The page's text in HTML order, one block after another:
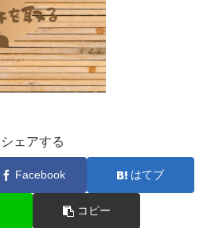
シェアする
Facebook はてブ
コピー